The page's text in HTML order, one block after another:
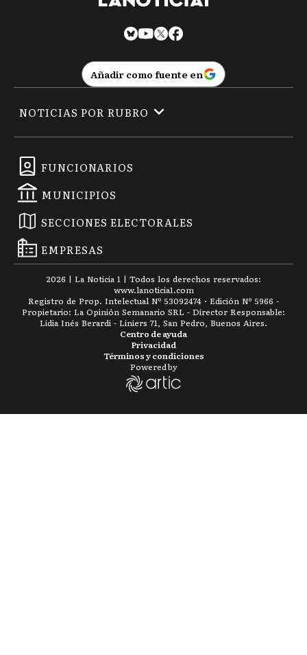
Añadir como fuente en
FUNCIONARIOS
MUNICIPIOS
SECCIONES ELECTORALES
EMPRESAS
NOTICIAS POR RUBRO
2026 | La Noticia 1 | Todos los derechos reservados:
www.lanoticia1.com
Registro de Prop. Intelectual Nº 53092474 · Edición Nº 5966 -
Propietario: La Opinión Semanario SRL - Director Responsable:
Lidia Inés Berardi - Liniers 71, San Pedro, Buenos Aires.
Términos y condiciones
Privacidad
Centro de ayuda
Powered by